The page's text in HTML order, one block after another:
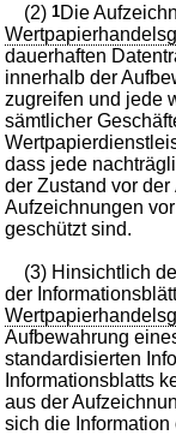
(2)1Die
dauerhaften
innerhalb der
zugreifen und jede
sämtlicher
dass jede
der Zustand vor
Aufzeichnungen
geschützt sind.
(3) Hinsichtlich
der
Aufbewahrung
standardisierten
Informationsblatts
aus der
sich die Information